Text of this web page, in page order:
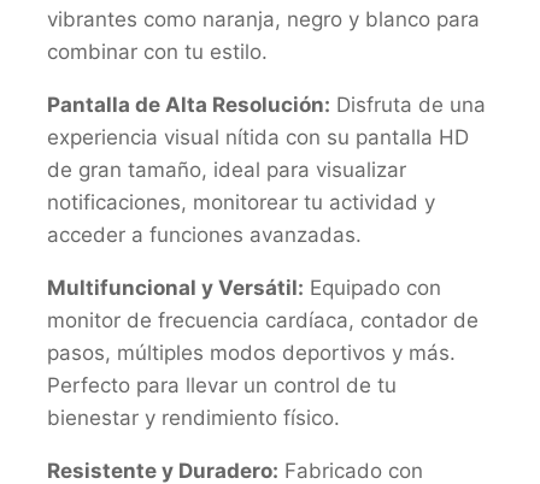
vibrantes como naranja, negro y blanco para
combinar con tu estilo.
Pantalla de Alta Resolución: Disfruta de una
experiencia visual nítida con su pantalla HD
de gran tamaño, ideal para visualizar
notificaciones, monitorear tu actividad y
acceder a funciones avanzadas.
Multifuncional y Versátil: Equipado con
monitor de frecuencia cardíaca, contador de
pasos, múltiples modos deportivos y más.
Perfecto para llevar un control de tu
bienestar y rendimiento físico.
Resistente y Duradero: Fabricado con